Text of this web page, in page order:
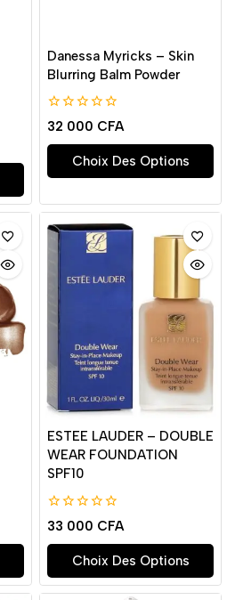
Danessa Myricks – Skin
Blurring Balm Powder
0
de
5
32 000 CFA
Choix Des Options
ESTEE LAUDER – DOUBLE
WEAR FOUNDATION
SPF10
0
de
5
33 000 CFA
Choix Des Options